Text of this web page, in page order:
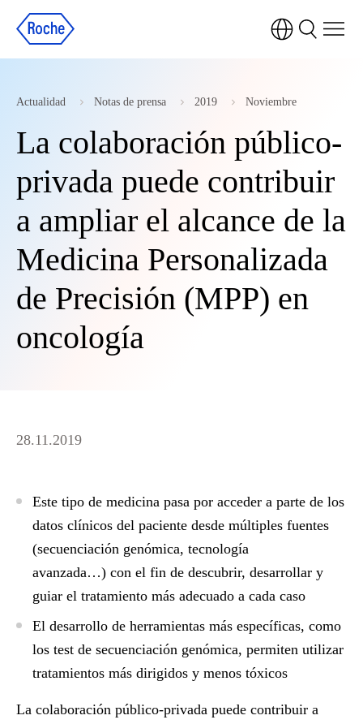
Actualidad Notas de prensa 2019 Noviembre
La colaboración público-
privada puede contribuir
a ampliar el alcance de la
Medicina Personalizada
de Precisión (MPP) en
oncología
28.11.2019
Este tipo de medicina pasa por acceder a parte de los
datos clínicos del paciente desde múltiples fuentes
(secuenciación genómica, tecnología
avanzada…) con el fin de descubrir, desarrollar y
guiar el tratamiento más adecuado a cada caso
El desarrollo de herramientas más específicas, como
los test de secuenciación genómica, permiten utilizar
tratamientos más dirigidos y menos tóxicos
La colaboración público-privada puede contribuir a